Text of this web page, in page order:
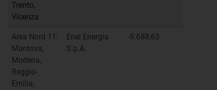
Trento,
Vicenza
Area Nord 11:
Mantova,
Modena,
Reggio-
Emilia,
Enel Energia
S.p.A.
-9.688,63